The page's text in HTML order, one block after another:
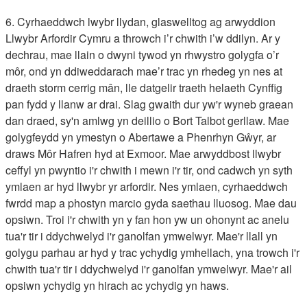
6. Cyrhaeddwch lwybr llydan, glaswelltog ag arwyddion
Llwybr Arfordir Cymru a throwch i’r chwith i’w ddilyn. Ar y
dechrau, mae llain o dwyni tywod yn rhwystro golygfa o’r
môr, ond yn ddiweddarach mae’r trac yn rhedeg yn nes at
draeth storm cerrig mân, lle datgelir traeth helaeth Cynffig
pan fydd y llanw ar drai. Slag gwaith dur yw'r wyneb graean
dan draed, sy'n amlwg yn deillio o Bort Talbot gerllaw. Mae
golygfeydd yn ymestyn o Abertawe a Phenrhyn Gŵyr, ar
draws Môr Hafren hyd at Exmoor. Mae arwyddbost llwybr
ceffyl yn pwyntio i'r chwith i mewn i'r tir, ond cadwch yn syth
ymlaen ar hyd llwybr yr arfordir. Nes ymlaen, cyrhaeddwch
fwrdd map a phostyn marcio gyda saethau lluosog. Mae dau
opsiwn. Troi i'r chwith yn y fan hon yw un ohonynt ac anelu
tua'r tir i ddychwelyd i'r ganolfan ymwelwyr. Mae'r llall yn
golygu parhau ar hyd y trac ychydig ymhellach, yna trowch i'r
chwith tua'r tir i ddychwelyd i'r ganolfan ymwelwyr. Mae'r ail
opsiwn ychydig yn hirach ac ychydig yn haws.